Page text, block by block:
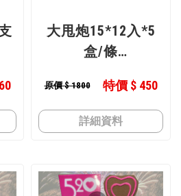
大甩炮15*12入*5
盒/條
原價 $ 1800 特價 $ 450
詳細資料